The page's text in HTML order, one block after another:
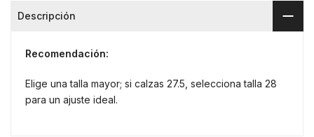
Descripción
Recomendación:
Elige una talla mayor; si calzas 27.5, selecciona talla 28
para un ajuste ideal.